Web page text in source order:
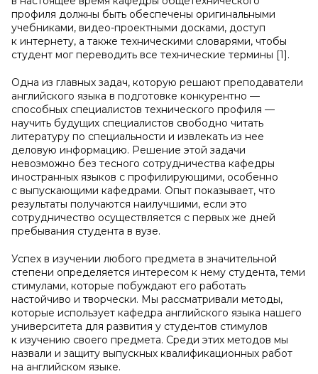
профиля должны быть обеспечены оригинальными
учебниками, видео-проектными досками, доступ
к интернету, а также техническими словарями, чтобы
студент мог переводить все технические термины [1].
Одна из главных задач, которую решают преподаватели
английского языка в подготовке конкурентно —
способных специалистов технического профиля —
научить будущих специалистов свободно читать
литературу по специальности и извлекать из нее
деловую информацию. Решение этой задачи
невозможно без тесного сотрудничества кафедры
иностранных языков с профилирующими, особенно
с выпускающими кафедрами. Опыт показывает, что
результаты получаются наилучшими, если это
сотрудничество осуществляется с первых же дней
пребывания студента в вузе.
Успех в изучении любого предмета в значительной
степени определяется интересом к нему студента, теми
стимулами, которые побуждают его работать
настойчиво и творчески. Мы рассматривали методы,
которые использует кафедра английского языка нашего
университета для развития у студентов стимулов
к изучению своего предмета. Среди этих методов мы
назвали и защиту выпускных квалификационных работ
на английском языке.